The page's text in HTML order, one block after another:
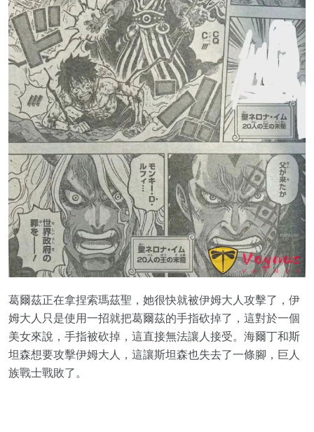
葛爾茲正在拿捏索瑪茲聖，她很快就被伊姆大人攻擊了，伊
姆大人只是使用一招就把葛爾茲的手指砍掉了，這對於一個
美女來說，手指被砍掉，這直接無法讓人接受。海爾丁和斯
坦森想要攻擊伊姆大人，這讓斯坦森也失去了一條腳，巨人
族戰士戰敗了。